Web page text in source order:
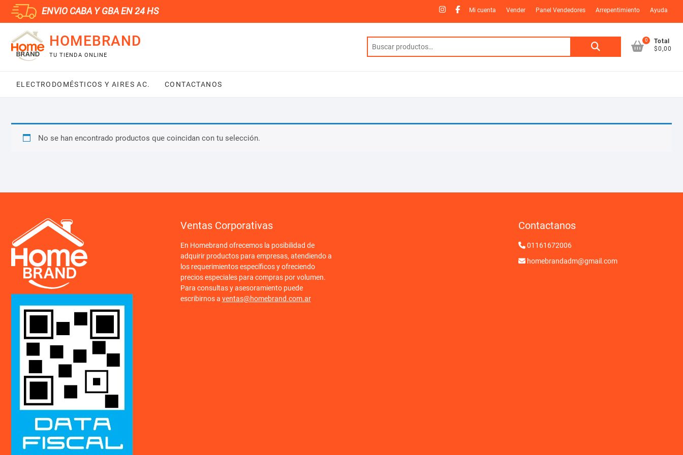
Saltar
contenido
ENVIO CABA Y GBA EN 24 HS Instagram
Facebook
Mi cuenta Vender Panel Vendedores Arrepentimiento Ayuda
HOMEBRAND
TU TIENDA ONLINE
Buscar
0
Total
$0,00
ELECTRODOMÉSTICOS Y AIRES AC. CONTACTANOS
No se han encontrado productos que coincidan con tu selección.
Ventas Corporativas
En Homebrand ofrecemos la posibilidad de
adquirir productos para empresas, atendiendo a
los requerimientos específicos y ofreciendo
precios especiales para compras por volumen.
Para consultas y asesoramiento puede
escribirnos a ventas@homebrand.com.ar
Contactanos
01161672006
homebrandadm@gmail.com